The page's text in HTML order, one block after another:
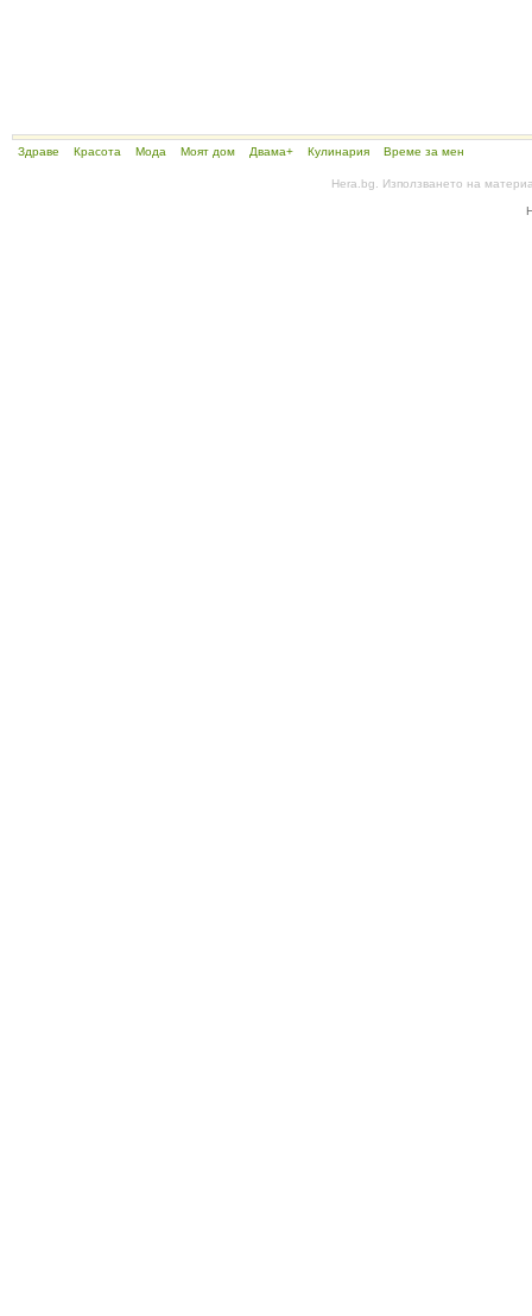
Здраве Красота Мода Моят дом Двама+ Кулинария Време за мен
Hera.bg. Използването на